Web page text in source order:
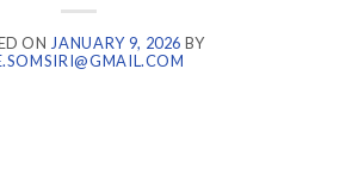
ON JANUARY 9, 2026 BY